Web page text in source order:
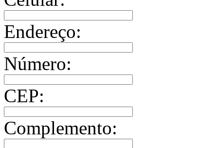
Endereço:
Número:
CEP:
Complemento: